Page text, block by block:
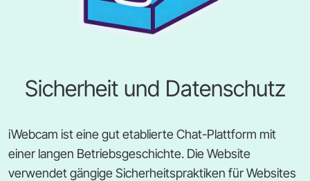
Sicherheit und Datenschutz
iWebcam ist eine gut etablierte Chat-Plattform mit
einer langen Betriebsgeschichte. Die Website
verwendet gängige Sicherheitspraktiken für Websites